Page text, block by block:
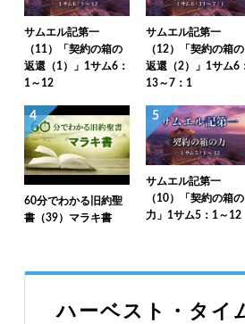
サムエル記第一
（11）「契約の箱の
返還（1）」1サム6：
1～12
サムエル記第一
（12）「契約の箱の
返還（2）」1サム6
13～7：1
4
60分でわかる旧約聖
書（39）マラキ書
5
サムエル記第一
（10）「契約の箱の
力」1サム5：1～12
ハーベスト・タイ